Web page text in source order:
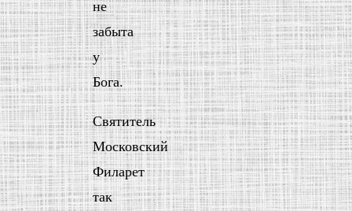
не
забыта
у
Бога.
Святитель
Московский
Филарет
так